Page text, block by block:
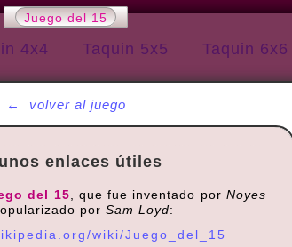
Juego del 15
4x4 Taquin 5x5 Taquin 6x6
← volver al juego
enlaces útiles
del 15 , que fue inventado porNoyes
por Sam Loyd:
wiki/Juego_del_15